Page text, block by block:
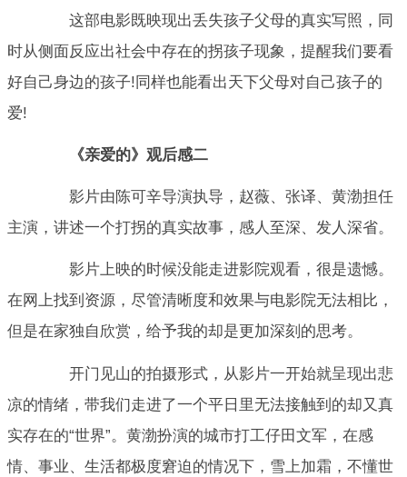
这部电影既映现出丢失孩子父母的真实写照，同
时从侧面反应出社会中存在的拐孩子现象，提醒我们要看
好自己身边的孩子!同样也能看出天下父母对自己孩子的
爱!
《亲爱的》观后感二
影片由陈可辛导演执导，赵薇、张译、黄渤担任
主演，讲述一个打拐的真实故事，感人至深、发人深省。
影片上映的时候没能走进影院观看，很是遗憾。
在网上找到资源，尽管清晰度和效果与电影院无法相比，
但是在家独自欣赏，给予我的却是更加深刻的思考。
开门见山的拍摄形式，从影片一开始就呈现出悲
凉的情绪，带我们走进了一个平日里无法接触到的却又真
实存在的“世界”。黄渤扮演的城市打工仔田文军，在感
情、事业、生活都极度窘迫的情况下，雪上加霜，不懂世